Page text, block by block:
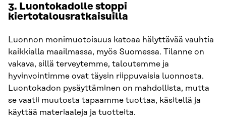
3. Luontokadolle stoppi
kiertotalousratkaisuilla
Luonnon monimuotoisuus katoaa hälyttävää vauhtia
kaikkialla maailmassa, myös Suomessa. Tilanne on
vakava, sillä terveytemme, taloutemme ja
hyvinvointimme ovat täysin riippuvaisia luonnosta.
Luontokadon pysäyttäminen on mahdollista, mutta
se vaatii muutosta tapaamme tuottaa, käsitellä ja
käyttää materiaaleja ja tuotteita.